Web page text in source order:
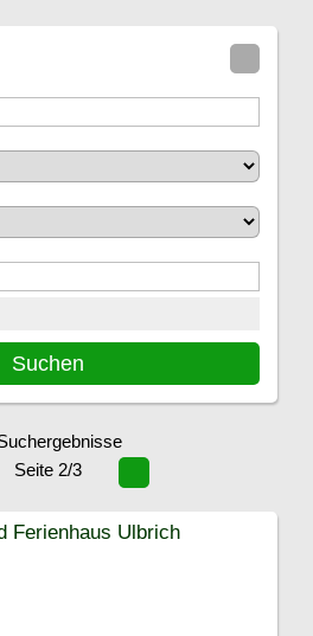
Seite 2/3
Ferienhaus Ulbrich